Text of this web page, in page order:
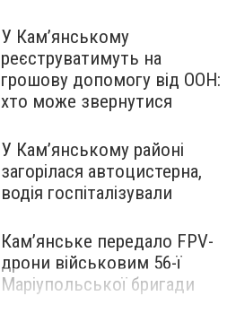
У Кам’янському
реєструватимуть на
грошову допомогу від ООН:
хто може звернутися
У Кам’янському районі
загорілася автоцистерна,
водія госпіталізували
Кам’янське передало FPV-
дрони військовим 56-ї
Маріупольської бригади